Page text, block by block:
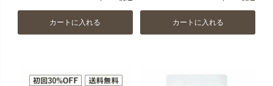
カートに入れる カートに入れる